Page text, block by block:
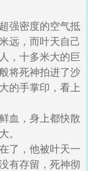
强密度的空气抵
远，而叶天自己
，十多米大的巨
将死神拍进了沙
的手掌印，看上
血，身上都快散
。
了，他被叶天一
有存留，死神彻